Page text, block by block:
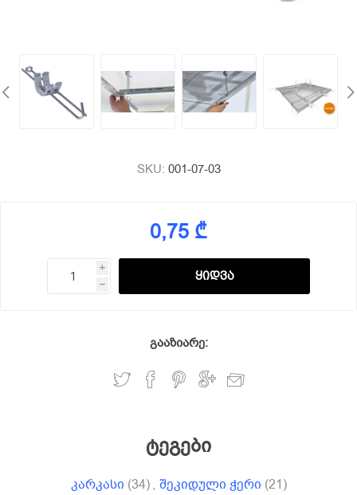
SKU: 001-07-03
0,75 ₾
i
h
გააზიარე:
ტეგები
კარკასი (34) , შეკიდული ჭერი (21)